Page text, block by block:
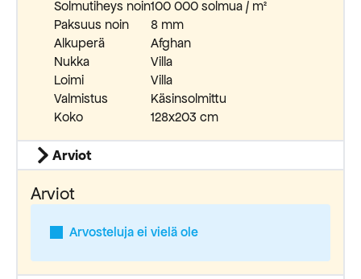
Solmutiheys noin100 000 solmua / m²
Paksuus noin
8 mm
Alkuperä
Afghan
Nukka
Villa
Loimi
Villa
Valmistus
Käsinsolmittu
Koko
128x203 cm
Arviot
Arviot
Arvosteluja ei vielä ole